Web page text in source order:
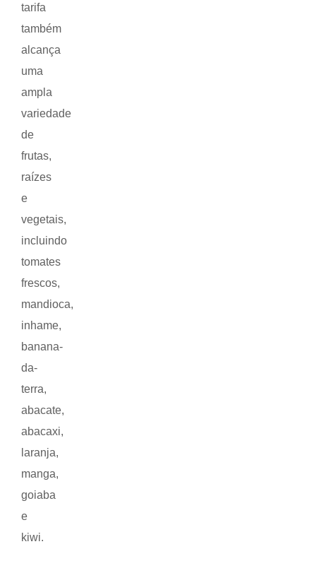
tarifa
também
alcança
uma
ampla
variedade
de
frutas,
raízes
e
vegetais,
incluindo
tomates
frescos,
mandioca,
inhame,
banana-
da-
terra,
abacate,
abacaxi,
laranja,
manga,
goiaba
e
kiwi.